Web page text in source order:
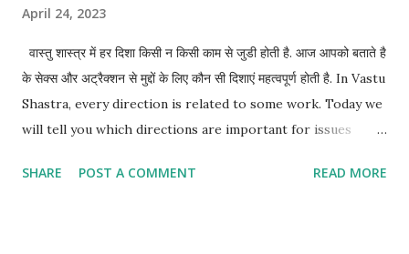
April 24, 2023
वास्तु शास्त्र में हर दिशा किसी न किसी काम से जुडी होती है. आज आपको बताते है
के सेक्स और अट्रैक्शन से मुद्दों के लिए कौन सी दिशाएं महत्वपूर्ण होती है. In Vastu
Shastra, every direction is related to some work. Today we
will tell you which directions are important for issues
SHARE POST A COMMENT READ MORE